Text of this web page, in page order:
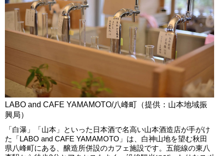
LABO and CAFE YAMAMOTO/八峰町（提供：山本地域振
興局）
「白瀑」「山本」といった日本酒で名高い山本酒造店が手がけ
た「LABO and CAFE YAMAMOTO」は、白神山地を望む秋田
県八峰町にある、醸造所併設のカフェ施設です。五能線の東八